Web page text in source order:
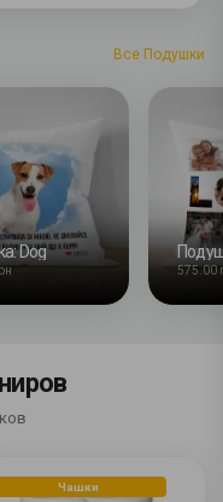
Все Подушки
Dog
575.00
Чашки